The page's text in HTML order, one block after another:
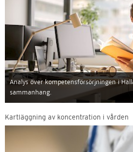
Analys över kompetensförsörjningen i
sammanhang.
Kartläggning av koncentration i vården